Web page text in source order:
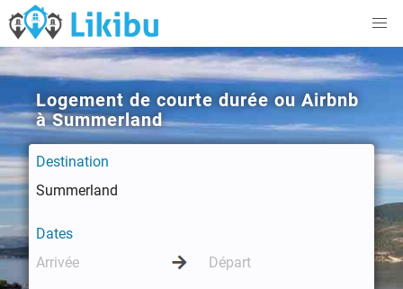
Logement de courte durée ou Airbnb
à Summerland
Destination
Dates